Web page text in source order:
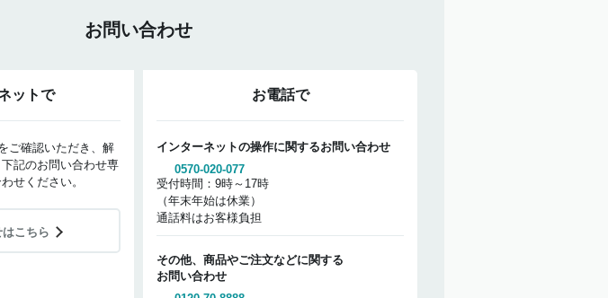
お問い合わせ
ットで
ご確認いただき、解
記のお問い合わせ専
せください。
こちら
お電話で
インターネットの操作に関するお問い合わせ
0570-020-077
受付時間：9時～17時
（年末年始は休業）
通話料はお客様負担
その他、商品やご注文などに関する
お問い合わせ